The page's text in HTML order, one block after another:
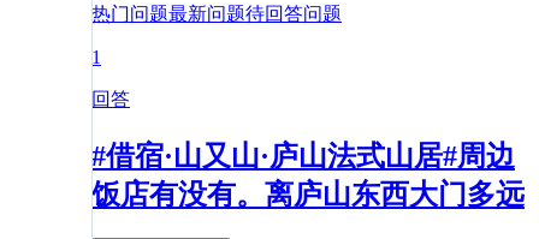
热门问题最新问题待回答问题
1
回答
#借宿·山又山·庐山法式山居#周边
饭店有没有。离庐山东西大门多远